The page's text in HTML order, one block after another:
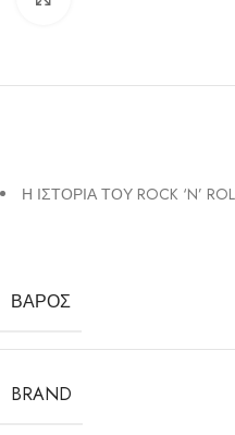
Η ΙΣΤΟΡΙΑ ΤΟΥ ROCK ‘N’
ΒΆΡΟΣ
BRAND